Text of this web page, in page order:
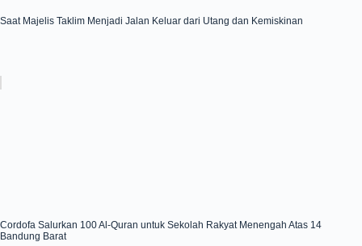
Saat Majelis Taklim Menjadi Jalan Keluar dari Utang dan Kemiskinan
Cordofa Salurkan 100 Al-Quran untuk Sekolah Rakyat Menengah Atas 14
Bandung Barat